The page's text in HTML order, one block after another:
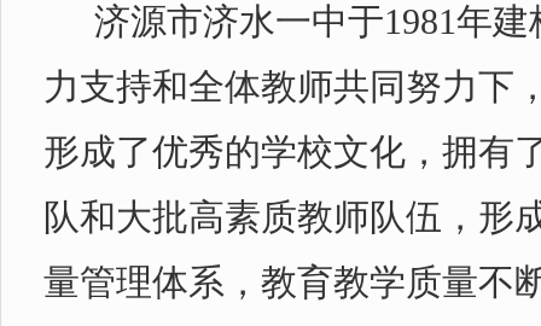
济源市济水一中于1981年建
力支持和全体教师共同努力下
形成了优秀的学校文化，拥有
队和大批高素质教师队伍，形
量管理体系，教育教学质量不